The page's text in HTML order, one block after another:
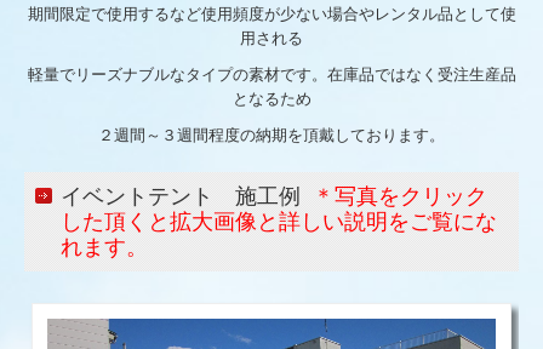
期間限定で使用するなど使用頻度が少ない場合やレンタル品として使
用される
軽量でリーズナブルなタイプの素材です。在庫品ではなく受注生産品
となるため
２週間～３週間程度の納期を頂戴しております。
イベントテント 施工例
＊写真をクリック
した頂くと拡大画像と詳しい説明をご覧にな
れます。